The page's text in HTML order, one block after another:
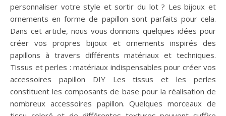
personnaliser votre style et sortir du lot ? Les bijoux et
ornements en forme de papillon sont parfaits pour cela.
Dans cet article, nous vous donnons quelques idées pour
créer vos propres bijoux et ornements inspirés des
papillons à travers différents matériaux et techniques.
Tissus et perles : matériaux indispensables pour créer vos
accessoires papillon DIY Les tissus et les perles
constituent les composants de base pour la réalisation de
nombreux accessoires papillon. Quelques morceaux de